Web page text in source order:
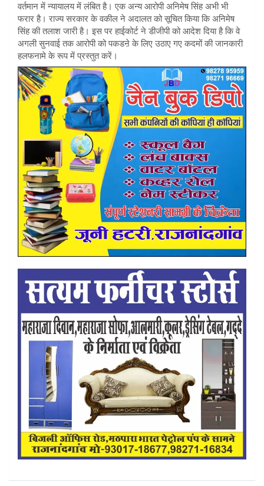
वर्तमान में न्यायालय में लंबित है। एक अन्य आरोपी अनिमेष सिंह अभी भी
फरार है। राज्य सरकार के वकील ने अदालत को सूचित किया कि अनिमेष
सिंह की तलाश जारी है। इस पर हाईकोर्ट ने डीजीपी को आदेश दिया है कि वे
अगली सुनवाई तक आरोपी को पकडऩे के लिए उठाए गए कदमों की जानकारी
हलफनामे के रूप में प्रस्तुत करें।